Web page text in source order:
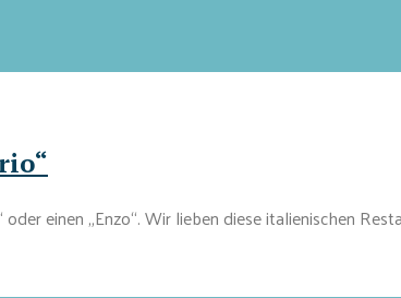
einen „Enzo“. Wir lieben diese italienischen